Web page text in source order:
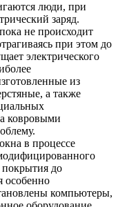
люди, при
заряд.
не происходит
при этом до
электрического
из
а также
ковровыми
в процессе
покрытия до
особенно
компьютеры,